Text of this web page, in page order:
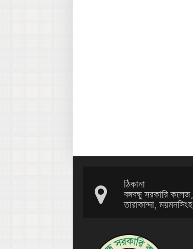
ঠিকানা
বঙ্গবন্ধু সরকারি কলেজ,
তারাকান্দা, ময়মনসিংহ